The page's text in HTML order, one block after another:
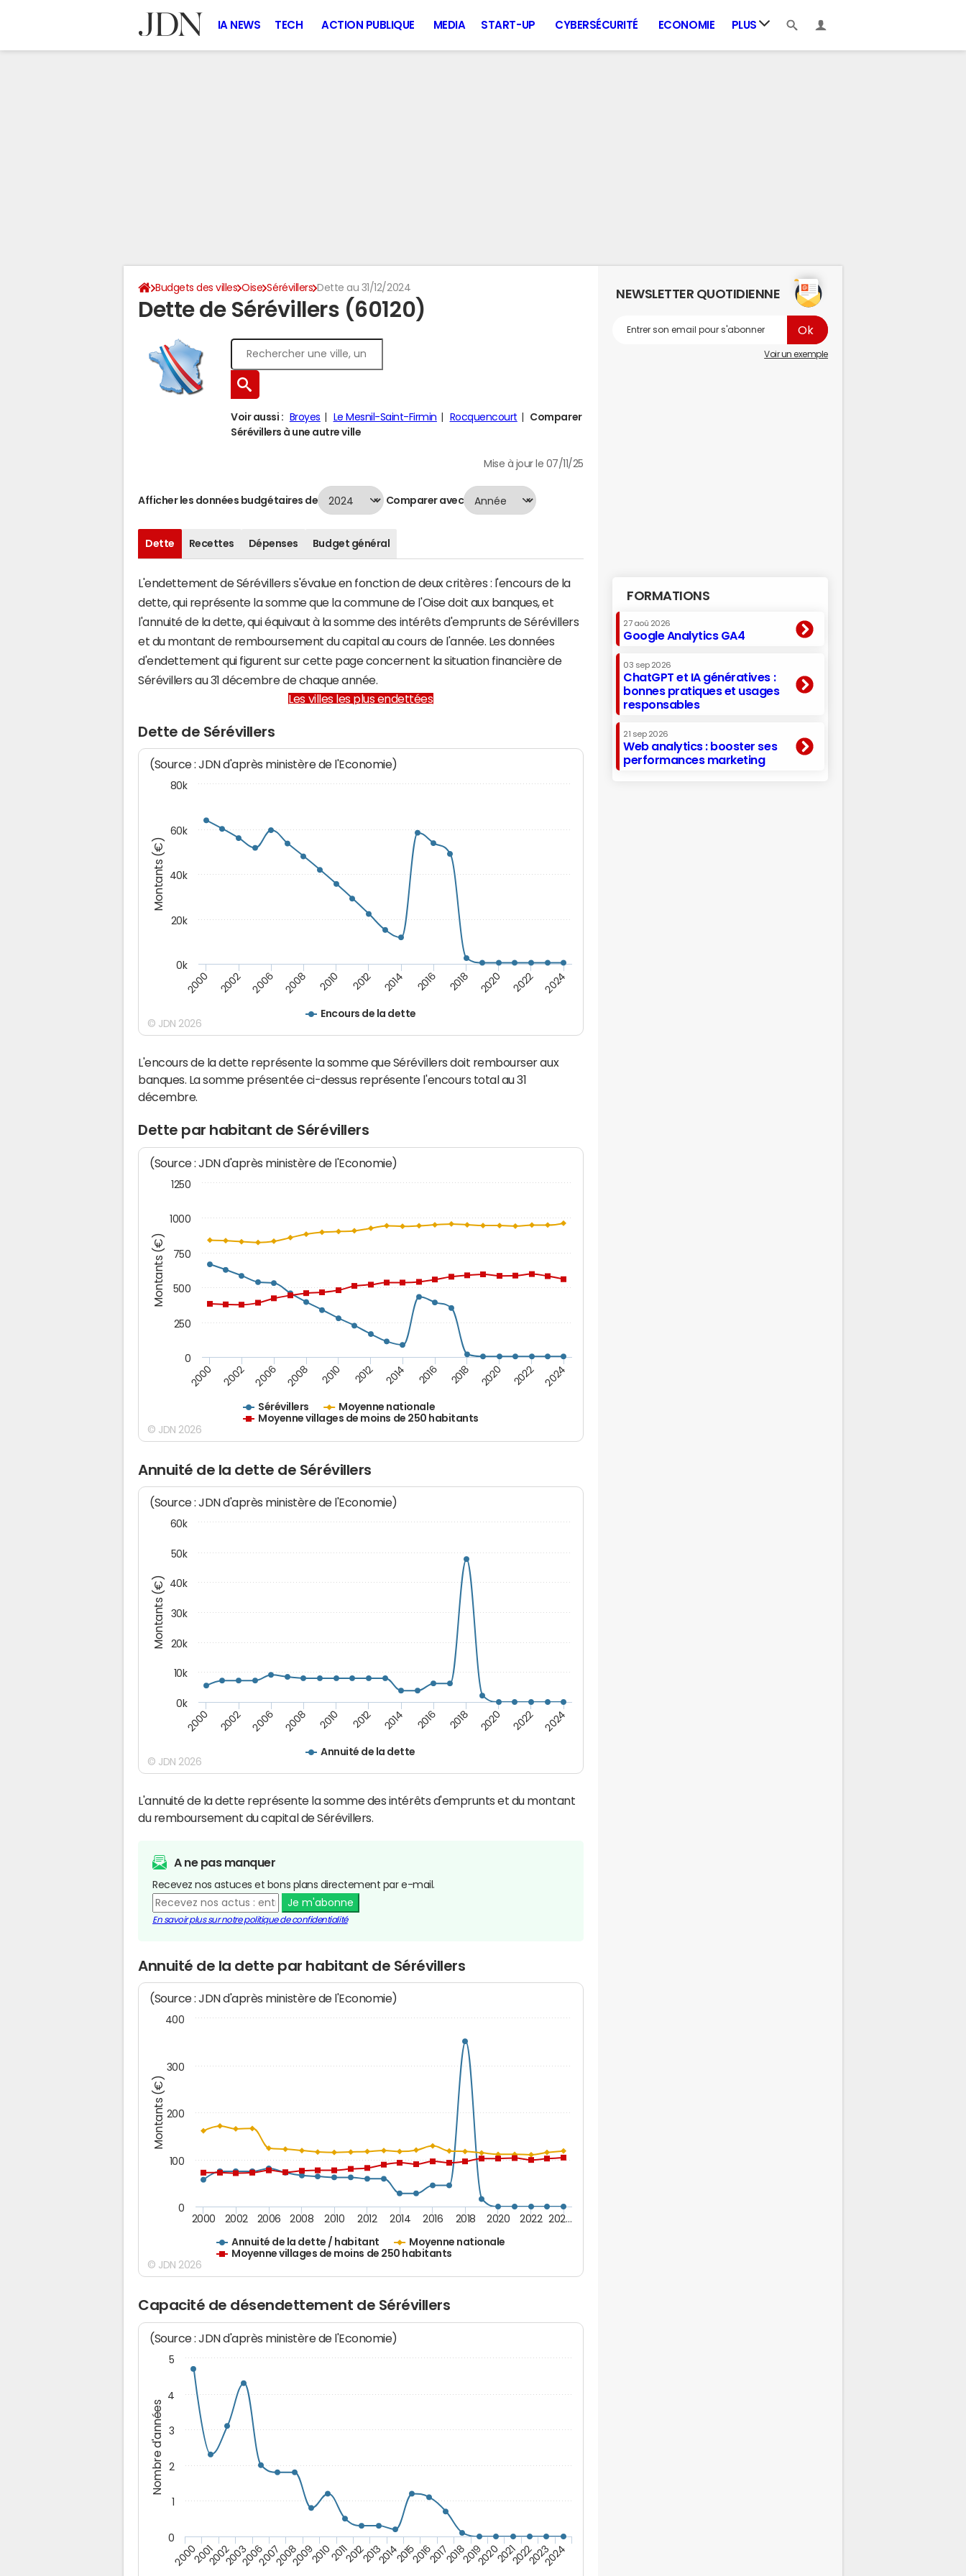
IA NEWS TECH ACTION PUBLIQUE MEDIA START-UP CYBERSÉCURITÉ ECONOMIE PLUS
Budgets des villes Oise Sérévillers Dette au 31/12/2024
Dette de Sérévillers (60120)
Voir aussi : Broyes Le Mesnil-Saint-Firmin Rocquencourt
Comparer
Sérévillers à une autre ville
Mise à jour le 07/11/25
Afficher les données budgétaires de Comparer avec
Dette Recettes Dépenses Budget général
L'endettement de Sérévillers s'évalue en fonction de deux critères : l'encours de la
dette, qui représente la somme que la commune de l'Oise doit aux banques, et
l'annuité de la dette, qui équivaut à la somme des intérêts d'emprunts de Sérévillers
et du montant de remboursement du capital au cours de l'année. Les données
d'endettement qui figurent sur cette page concernent la situation financière de
Sérévillers au 31 décembre de chaque année.
Les villes les plus endettées
Dette de Sérévillers
Montants (€)
(Source : JDN d'après ministère de l'Economie)
Encours de la dette
2000 2002 2006 2008 2010 2012 2014 2016 2018 2020 2022 2024
0k
20k
40k
60k
80k
© JDN 2026
L'encours de la dette représente la somme que Sérévillers doit rembourser aux
banques. La somme présentée ci-dessus représente l'encours total au 31
décembre.
Dette par habitant de Sérévillers
Montants (€)
(Source : JDN d'après ministère de l'Economie)
Sérévillers
Moyenne nationale
Moyenne villages de moins de 250 habitants
2000 2002 2006 2008 2010 2012 2014 2016 2018 2020 2022 2024
0
250
500
750
1000
1250
© JDN 2026
Annuité de la dette de Sérévillers
Montants (€)
(Source : JDN d'après ministère de l'Economie)
Annuité de la dette
2000 2002 2006 2008 2010 2012 2014 2016 2018 2020 2022 2024
0k
10k
20k
30k
40k
50k
60k
© JDN 2026
L'annuité de la dette représente la somme des intérêts d'emprunts et du montant
du remboursement du capital de Sérévillers.
A ne pas manquer
Recevez nos astuces et bons plans directement par e-mail.
Je m'abonne
En savoir plus sur notre politique de confidentialité
Annuité de la dette par habitant de Sérévillers
Montants (€)
(Source : JDN d'après ministère de l'Economie)
Annuité de la dette / habitant
Moyenne nationale
Moyenne villages de moins de 250 habitants
2000 2002 2006 2008 2010 2012 2014 2016 2018 2020 2022 202…
0
100
200
300
400
© JDN 2026
Capacité de désendettement de Sérévillers
Nombre d'années
(Source : JDN d'après ministère de l'Economie)
20002001200220032006200720082009201020112012201320142015201620172018201920202021202220232024
0
1
2
3
4
5
NEWSLETTER QUOTIDIENNE
Voir un exemple
FORMATIONS
27 aoû 2026
Google Analytics GA4
03 sep 2026
ChatGPT et IA génératives :
bonnes pratiques et usages
responsables
21 sep 2026
Web analytics : booster ses
performances marketing